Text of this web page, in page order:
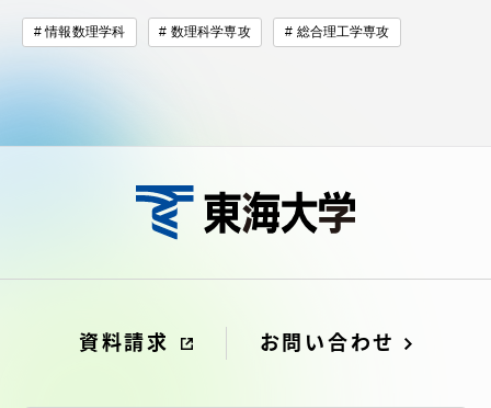
情報数理学科 数理科学専攻 総合理工学専攻
資料請求 お問い合わせ